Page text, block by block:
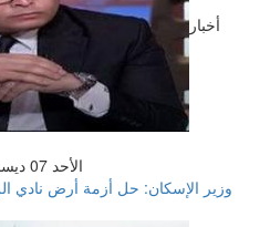
أخبار
الأحد 07 ديسمبر 2025 11:13 مساءً
وزير الإسكان: حل أزمة أرض نادي